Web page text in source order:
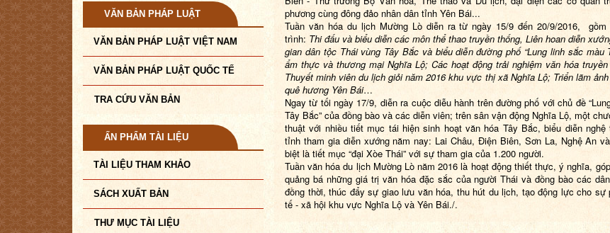
VĂN BẢN PHÁP LUẬT
VĂN BẢN PHÁP LUẬT VIỆT NAM
VĂN BẢN PHÁP LUẬT QUỐC TẾ
TRA CỨU VĂN BẢN
ẤN PHẨM TÀI LIỆU
TÀI LIỆU THAM KHẢO
SÁCH XUẤT BẢN
THƯ MỤC TÀI LIỆU
phương cùng đông đảo nhân dân tỉnh Yên Bái...
Tuần văn hóa du lịch Mường Lò diễn ra từ ngày 15/9 đến 20/9/2016, gồm
trình: Thi đấu và biểu diễn các môn thể thao truyền thống, Liên hoan diễn
gian dân tộc Thái vùng Tây Bắc và biểu diễn đường phố “Lung linh sắc màu
ẩm thực và thương mại Nghĩa Lộ; Các hoạt động trải nghiệm văn hóa
Thuyết minh viên du lịch giỏi năm 2016 khu vực thị xã Nghĩa Lộ; Triển lãm
quê hương Yên Bái…
Ngay từ tối ngày 17/9, diễn ra cuộc diễu hành trên đường phố với chủ đề
Tây Bắc” của đồng bào và các diễn viên; trên sân vận động Nghĩa Lộ, một
thuật với nhiều tiết mục tái hiện sinh hoạt văn hóa Tây Bắc, biểu diễn nghệ
tỉnh tham gia diễn xướng năm nay: Lai Châu, Điện Biên, Sơn La, Nghệ An
biệt là tiết mục “đại Xòe Thái” với sự tham gia của 1.200 người.
Tuần văn hóa du lịch Mường Lò năm 2016 là hoạt động thiết thực, ý nghĩa,
quảng bá những giá trị văn hóa đặc sắc của người Thái và đồng bào các
đồng thời, thúc đẩy sự giao lưu văn hóa, thu hút du lịch, tạo động lực cho sự
tế - xã hội khu vực Nghĩa Lộ và Yên Bái./.